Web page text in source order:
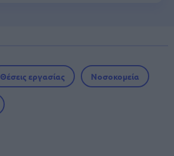
Θέσεις εργασίας Νοσοκομεία